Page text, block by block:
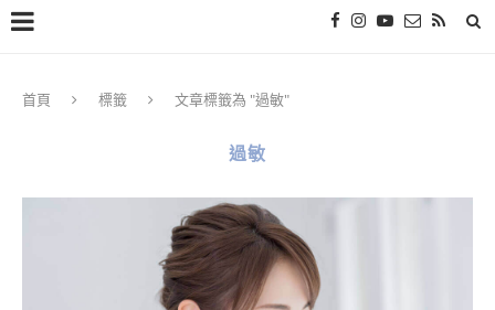
首頁 標籤 文章標籤為 "過敏"
過敏